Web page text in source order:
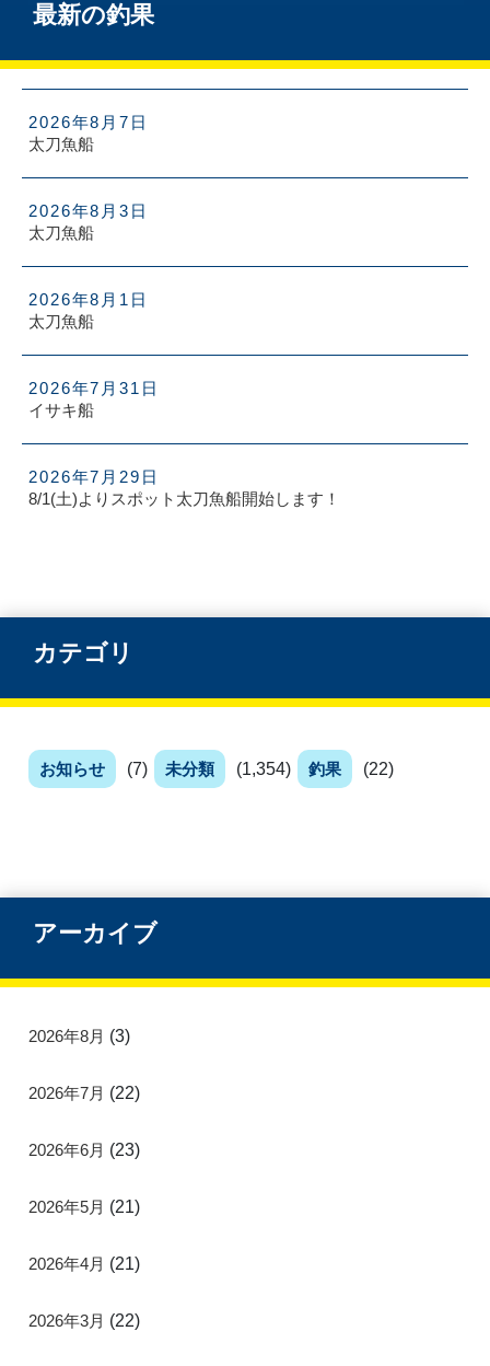
最新の釣果
太刀魚船
2026年8月7日
太刀魚船
2026年8月3日
太刀魚船
2026年8月1日
イサキ船
2026年7月31日
8/1(土)よりスポット太刀魚船開始します！
2026年7月29日
カテゴリ
お知らせ (7) 未分類 (1,354) 釣果 (22)
アーカイブ
2026年8月 (3)
2026年7月 (22)
2026年6月 (23)
2026年5月 (21)
2026年4月 (21)
2026年3月 (22)